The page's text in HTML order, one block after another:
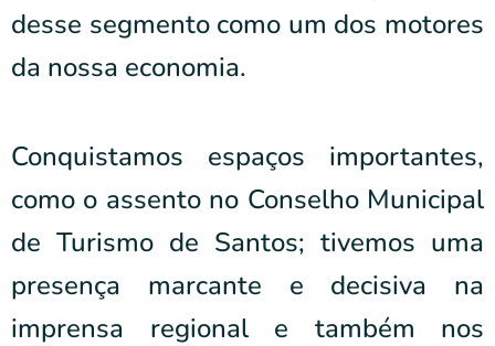
desse segmento como um dos motores
da nossa economia.
Conquistamos espaços importantes,
como o assento no Conselho Municipal
de Turismo de Santos; tivemos uma
presença marcante e decisiva na
imprensa regional e também nos